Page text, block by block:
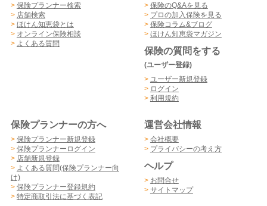
> 保険プランナー検索
> 店舗検索
> ほけん知恵袋とは
> オンライン保険相談
> よくある質問
> 保険のQ&Aを見る
> プロの加入保険を見る
> 保険コラム&ブログ
> ほけん知恵袋マガジン
保険の質問をする
(ユーザー登録)
> ユーザー新規登録
> ログイン
> 利用規約
保険プランナーの方へ
> 保険プランナー新規登録
> 保険プランナーログイン
> 店舗新規登録
> よくある質問(保険プランナー向
け)
> 保険プランナー登録規約
> 特定商取引法に基づく表記
運営会社情報
> 会社概要
> プライバシーの考え方
ヘルプ
> お問合せ
> サイトマップ